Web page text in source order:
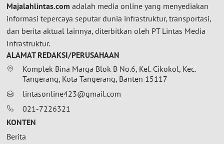
Majalahlintas.com adalah media online yang menyediakan
informasi tepercaya seputar dunia infrastruktur, transportasi,
dan berita aktual lainnya, diterbitkan oleh PT Lintas Media
Infrastruktur.
ALAMAT REDAKSI/PERUSAHAAN
Komplek Bina Marga Blok B No.6, Kel. Cikokol, Kec.
Tangerang, Kota Tangerang, Banten 15117
lintasonline423@gmail.com
021-7226321
KONTEN
Berita